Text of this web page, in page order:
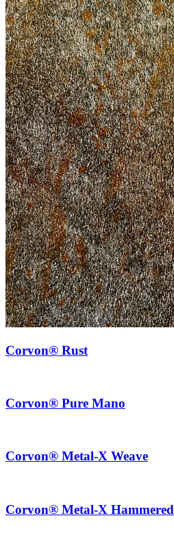
Corvon® Rust
Corvon® Pure Mano
Corvon® Metal-X Weave
Corvon® Metal-X Hammered